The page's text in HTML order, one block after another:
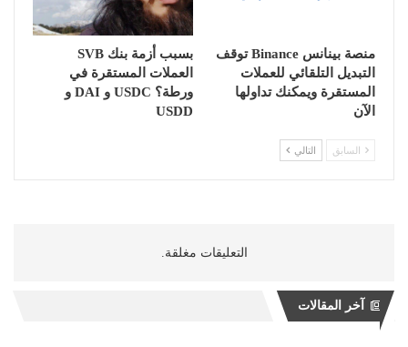
منصة بينانس Binance توقف
التبديل التلقائي للعملات
المستقرة ويمكنك تداولها
الآن
بسبب أزمة بنك SVB
العملات المستقرة في
ورطة؟ USDC و DAI و
USDD
السابق التالي
التعليقات مغلقة.
آخر المقالات